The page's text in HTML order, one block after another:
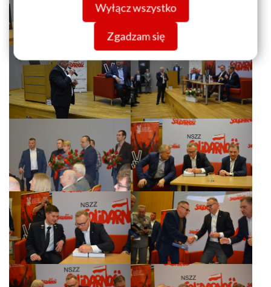
Wyłącz wszystko
Zgadzam się